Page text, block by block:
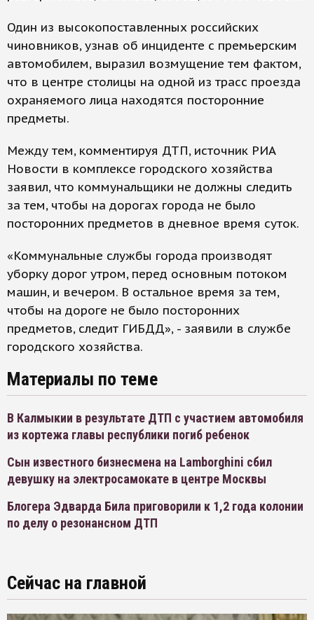
Один из высокопоставленных российских
чиновников, узнав об инциденте с премьерским
автомобилем, выразил возмущение тем фактом,
что в центре столицы на одной из трасс проезда
охраняемого лица находятся посторонние
предметы.
Между тем, комментируя ДТП, источник РИА
Новости в комплексе городского хозяйства
заявил, что коммунальщики не должны следить
за тем, чтобы на дорогах города не было
посторонних предметов в дневное время суток.
«Коммунальные службы города производят
уборку дорог утром, перед основным потоком
машин, и вечером. В остальное время за тем,
чтобы на дороге не было посторонних
предметов, следит ГИБДД», - заявили в службе
городского хозяйства.
Материалы по теме
В Калмыкии в результате ДТП с участием автомобиля
из кортежа главы республики погиб ребенок
Сын известного бизнесмена на Lamborghini сбил
девушку на электросамокате в центре Москвы
Блогера Эдварда Била приговорили к 1,2 года колонии
по делу о резонансном ДТП
Сейчас на главной